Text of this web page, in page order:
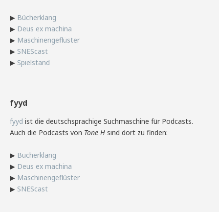
▶ Bücherklang
▶ Deus ex machina
▶ Maschinengeflüster
▶ SNEScast
▶ Spielstand
fyyd
fyyd ist die deutschsprachige Suchmaschine für Podcasts.
Auch die Podcasts von Tone H sind dort zu finden:
▶ Bücherklang
▶ Deus ex machina
▶ Maschinengeflüster
▶ SNEScast